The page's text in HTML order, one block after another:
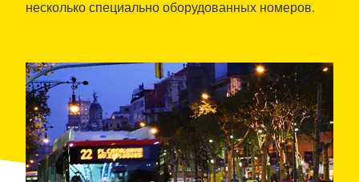
несколько специально оборудованных номеров.